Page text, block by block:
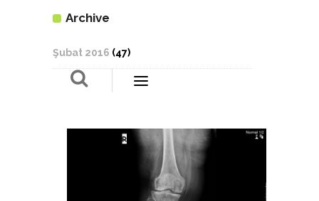
Archive
Şubat 2016 (47)